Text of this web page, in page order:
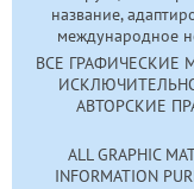
название,
международное
ВСЕ ГРАФИЧЕСКИЕ
АВТОРСКИЕ
ALL GRAPHIC
INFORMATION